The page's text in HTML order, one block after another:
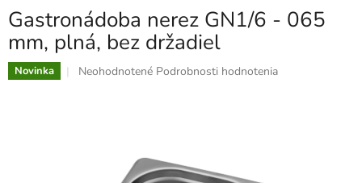
Gastronádoba nerez GN1/6 - 065
mm, plná, bez držadiel
Novinka
Priemerné
hviezdičiek.
Neohodnotené Podrobnosti hodnotenia